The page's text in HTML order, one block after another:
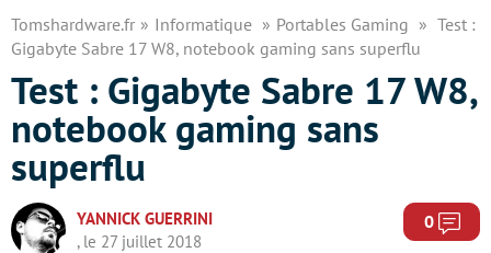
Tomshardware.fr Informatique Portables Gaming
Test :
Gigabyte Sabre 17 W8, notebook gaming sans superflu
Test : Gigabyte Sabre 17 W8,
notebook gaming sans
superflu
YANNICK GUERRINI
, le 27 juillet 2018
0